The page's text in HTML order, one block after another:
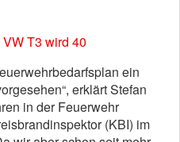
T3 wird 40
ein
erklärt Stefan
in der Feuerwehr
(KBI) im